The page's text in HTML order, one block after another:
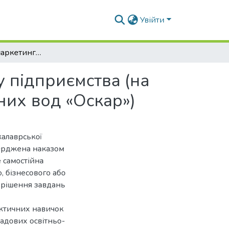
Увійти
Формування маркетингової концепції розвитку підприємства (на прикладі ПрАТ «Моршинський завод мінеральних вод «Оскар»)
(на
вод «Оскар»)
наказом
бізнесового або
завдань
навичок
освітньо-